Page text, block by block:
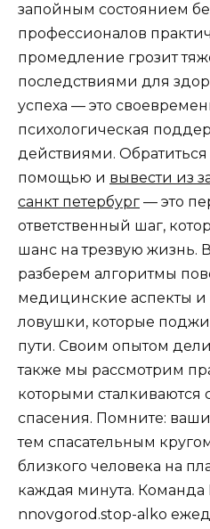
запойным состоянием
профессионалов
промедление грозит
последствиями для
успеха — это
психологическая
действиями. Обратиться
помощью и вывести из
санкт петербург — это
ответственный шаг,
шанс на трезвую жизнь.
разберем алгоритмы
медицинские аспекты и
ловушки, которые
пути. Своим опытом
также мы рассмотрим
которыми сталкиваются
спасения. Помните: ваши
тем спасательным
близкого человека на
каждая минута. Команда
nnovgorod.stop-alko